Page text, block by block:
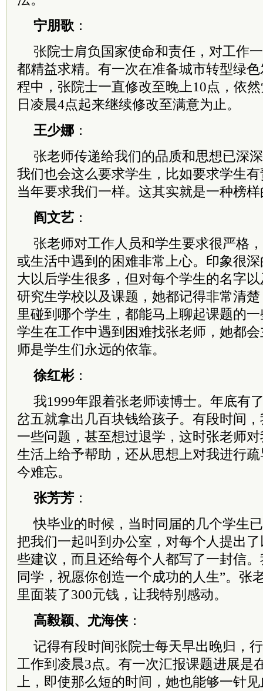
宁朋歌 ：
张院士肩负国家使命和责任，对工作
都精益求精。有一次在准备城市转型绿
程中，张院士一直修改至晚上10点，依
日凌晨4点起来继续修改至满意为止。
王少娜 ：
张老师传递给我们的品质和思想已深
我们也会这么要求学生，比如要求学生
当年要求我们一样。这其实就是一种榜
阎文艺 ：
张老师对工作人员和学生要求很严格
或生活中遇到的困难非常上心。印象很
大以后学生很多，但对每个学生的名字
研究生学校以及课题，她都记得非常清
里碰到哪个学生，都能马上聊起课题的
学生在工作中遇到困难找张老师，她都
师是学生们永远的依靠。
徐红彬：
我1999年跟着张老师读博士。年底有
岔五就拿出几百块钱给孩子。有段时间
一些问题，甚至想过退学，这时张老师
生活上给予帮助，还从思想上对我进行
今难忘。
张芳芳 ：
快毕业的时候，当时同届的几个学生
把我们一起叫到办公室，对每个人提出
些建议，而且还给每个人都写了一封信
同学，祝愿你创造一个成功的人生”。张
里面装了300元钱，让我特别感动。
高毅颖、尤海侠：
记得有段时间张院士每天早出晚归，
工作到凌晨3点。有一次汇报课题进展是
上，即使那么短的时间，她也能够一针